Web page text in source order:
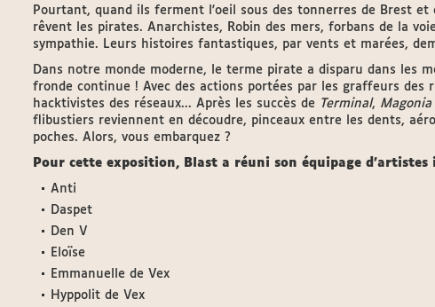
Pourtant, quand ils ferment l'oeil sous des tonnerres de Brest et
rêvent les pirates. Anarchistes, Robin des mers, forbans de la
sympathie. Leurs histoires fantastiques, par vents et marées,
Dans notre monde moderne, le terme pirate a disparu dans les
fronde continue ! Avec des actions portées par les graffeurs des
hacktivistes des réseaux... Après les succès de Terminal, Magonia
flibustiers reviennent en découdre, pinceaux entre les dents,
poches. Alors, vous embarquez ?
Pour cette exposition, Blast a réuni son équipage d'artistes
Anti
Daspet
Den V
Eloïse
Emmanuelle de Vex
Hyppolit de Vex